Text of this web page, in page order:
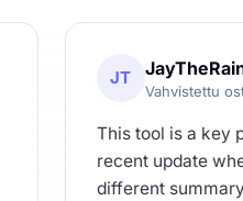
JT
Vahvistettu
This tool is a key
recent update
different